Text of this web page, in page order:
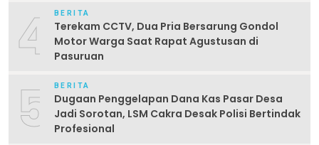
4 BERITA
Terekam CCTV, Dua Pria Bersarung Gondol
Motor Warga Saat Rapat Agustusan di
Pasuruan
5 BERITA
Dugaan Penggelapan Dana Kas Pasar Desa
Jadi Sorotan, LSM Cakra Desak Polisi Bertindak
Profesional